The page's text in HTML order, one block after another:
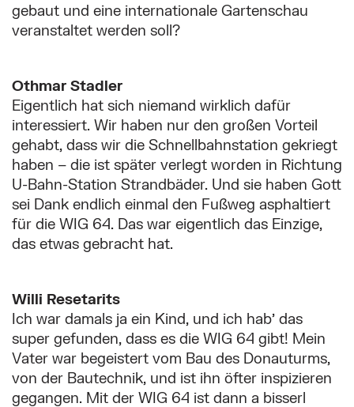
gebaut und eine internationale Gartenschau
veranstaltet werden soll?
Othmar Stadler
Eigentlich hat sich niemand wirklich dafür
interessiert. Wir haben nur den großen Vorteil
gehabt, dass wir die Schnellbahnstation gekriegt
haben – die ist später verlegt worden in Richtung
U-Bahn-Station Strandbäder. Und sie haben Gott
sei Dank endlich einmal den Fußweg asphaltiert
für die WIG 64. Das war eigentlich das Einzige,
das etwas gebracht hat.
Willi Resetarits
Ich war damals ja ein Kind, und ich hab’ das
super gefunden, dass es die WIG 64 gibt! Mein
Vater war begeistert vom Bau des Donauturms,
von der Bautechnik, und ist ihn öfter inspizieren
gegangen. Mit der WIG 64 ist dann a bisserl